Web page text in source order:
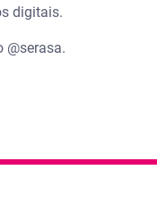
digitais.
@serasa.